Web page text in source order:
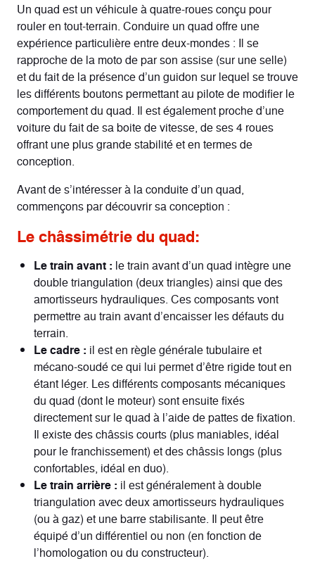
Un quad est un véhicule à quatre-roues conçu pour
rouler en tout-terrain. Conduire un quad offre une
expérience particulière entre deux-mondes : Il se
rapproche de la moto de par son assise (sur une selle)
et du fait de la présence d’un guidon sur lequel se trouve
les différents boutons permettant au pilote de modifier le
comportement du quad. Il est également proche d’une
voiture du fait de sa boite de vitesse, de ses 4 roues
offrant une plus grande stabilité et en termes de
conception.
Avant de s’intéresser à la conduite d’un quad,
commençons par découvrir sa conception :
Le châssimétrie du quad:
Le train avant : le train avant d’un quad intègre une
double triangulation (deux triangles) ainsi que des
amortisseurs hydrauliques. Ces composants vont
permettre au train avant d’encaisser les défauts du
terrain.
Le cadre : il est en règle générale tubulaire et
mécano-soudé ce qui lui permet d’être rigide tout en
étant léger. Les différents composants mécaniques
du quad (dont le moteur) sont ensuite fixés
directement sur le quad à l’aide de pattes de fixation.
Il existe des châssis courts (plus maniables, idéal
pour le franchissement) et des châssis longs (plus
confortables, idéal en duo).
Le train arrière : il est généralement à double
triangulation avec deux amortisseurs hydrauliques
(ou à gaz) et une barre stabilisante. Il peut être
équipé d’un différentiel ou non (en fonction de
l’homologation ou du constructeur).